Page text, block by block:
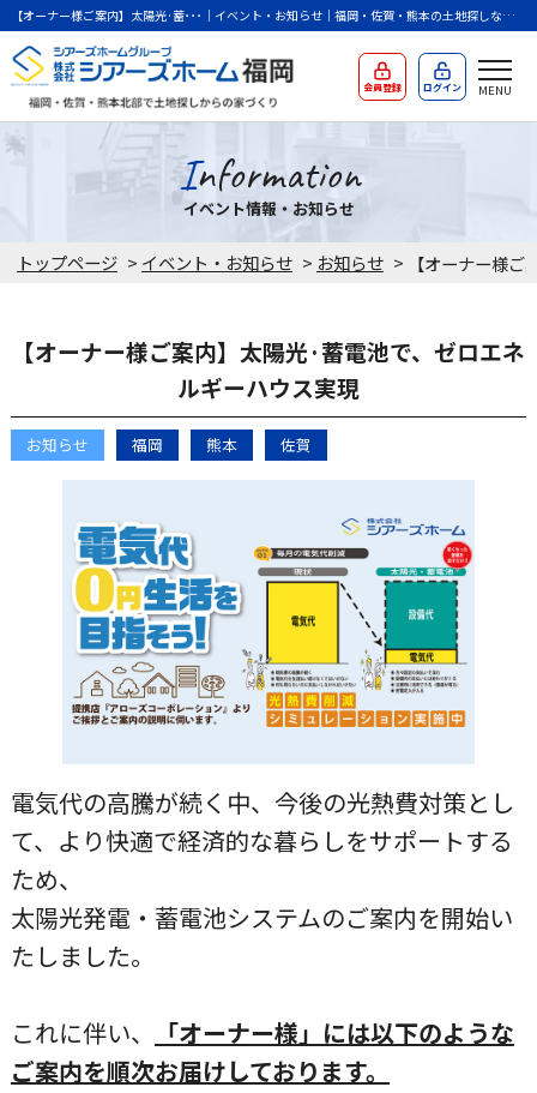
【オーナー様ご案内】太陽光·蓄･･･｜イベント・お知らせ｜福岡・佐賀・熊本の土地探しならシ
アーズホームバースにお任せください。
会員登録 ログイン
トップページ > イベント・お知らせ > お知らせ >
Information
イベント情報・お知らせ
【オーナー様ご案内】太陽光·蓄電池で、ゼロエネ
ルギーハウス実現
お知らせ 福岡 熊本 佐賀
電気代の高騰が続く中、今後の光熱費対策とし
て、より快適で経済的な暮らしをサポートする
ため、
太陽光発電・蓄電池システムのご案内を開始い
たしました。
これに伴い、
「オーナー様」には以下のような
ご案内を順次お届けしております。